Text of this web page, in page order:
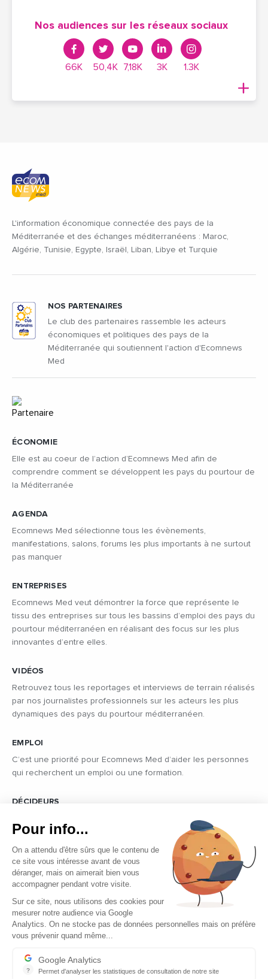
Nos audiences sur les réseaux sociaux
66K 50,4K 7,18K 3K 1.3K
L'information économique connectée des pays de la
Méditerranée et des échanges méditerranéens : Maroc,
Algérie, Tunisie, Egypte, Israël, Liban, Libye et Turquie
ÉCONOMIE
Elle est au coeur de l’action d’Ecomnews Med afin de
comprendre comment se développent les pays du pourtour de
la Méditerranée
AGENDA
Ecomnews Med sélectionne tous les évènements,
manifestations, salons, forums les plus importants à ne surtout
pas manquer
ENTREPRISES
Ecomnews Med veut démontrer la force que représente le
tissu des entreprises sur tous les bassins d’emploi des pays du
pourtour méditerranéen en réalisant des focus sur les plus
innovantes d’entre elles.
VIDÉOS
Retrouvez tous les reportages et interviews de terrain réalisés
par nos journalistes professionnels sur les acteurs les plus
dynamiques des pays du pourtour méditerranéen.
EMPLOI
C’est une priorité pour Ecomnews Med d’aider les personnes
qui recherchent un emploi ou une formation.
DÉCIDEURS
Quels sont les décideurs qui font l’actualité économique et
politique des pays du pourtour de la Méditerranée.
NOS PARTENAIRES
Le club des partenaires rassemble les acteurs
économiques et politiques des pays de la
Méditerranée qui soutiennent l'action d'Ecomnews
Med
Copyright © 2026 - Tous droits réservés
Qui sommes-nous ?
Contact
Pour info...
On a attendu d'être sûrs que le contenu de
ce site vous intéresse avant de vous
déranger, mais on aimerait bien vous
accompagner pendant votre visite.
Sur ce site, nous utilisons des cookies pour
mesurer notre audience via Google
Analytics. On ne stocke pas de données personnelles mais on préfère
vous prévenir quand même...
?
Google Analytics
Permet d'analyser les statistiques de consultation de notre site